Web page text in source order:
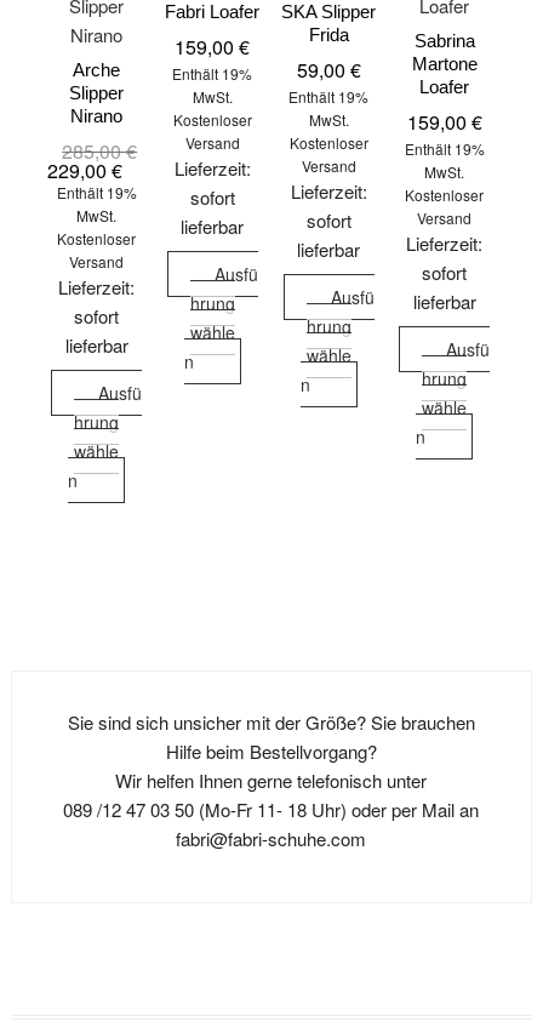
Arche
Slipper
Nirano
285,00€Ursprünglicher
Preis
285,00 €
229,00 €
Aktueller
Preis
229,00 €.
Enthält 19%
MwSt.
Kostenloser
Versand
Lieferzeit:
sofort
lieferbar
Ausfü
hrung
wähle
n
Produkt
können
der
Produktseite
gewählt
Fabri Loafer
159,00€
Enthält 19%
MwSt.
Kostenloser
Versand
Lieferzeit:
sofort
lieferbar
Ausfü
hrung
wähle
n
Produkt
werden
SKA Slipper
Frida
59,00 €
Enthält 19%
MwSt.
Kostenloser
Versand
Lieferzeit:
sofort
lieferbar
Ausfü
hrung
wähle
n
Produkt
gewählt
werden
Sabrina
Martone
Loafer
159,00 €
Enthält 19%
MwSt.
Kostenloser
Versand
Lieferzeit:
sofort
lieferbar
Ausfü
hrung
wähle
n
Produkt
der
werden
Sie sind sich unsicher mit der Größe? Sie brauchen
Hilfe beim Bestellvorgang?
Wir helfen Ihnen gerne telefonisch unter
089 /12 47 03 50 (Mo-Fr 11- 18 Uhr) oder per Mail an
fabri@fabri-schuhe.com